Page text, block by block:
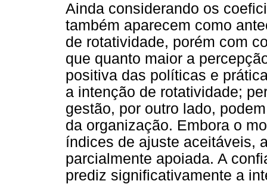
Ainda considerando os
também aparecem como
de rotatividade, porém com
que quanto maior a
positiva das políticas e
a intenção de rotatividade;
gestão, por outro lado,
da organização. Embora o
índices de ajuste aceitáveis,
parcialmente apoiada. A
prediz significativamente a